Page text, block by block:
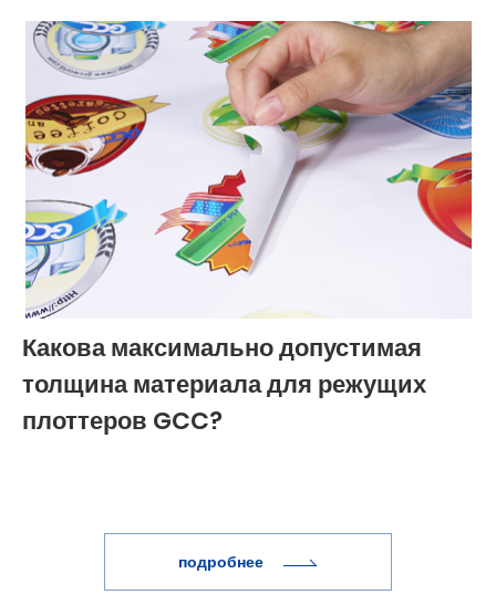
Какова максимально допустимая
толщина материала для режущих
плоттеров GCC?
подробнее